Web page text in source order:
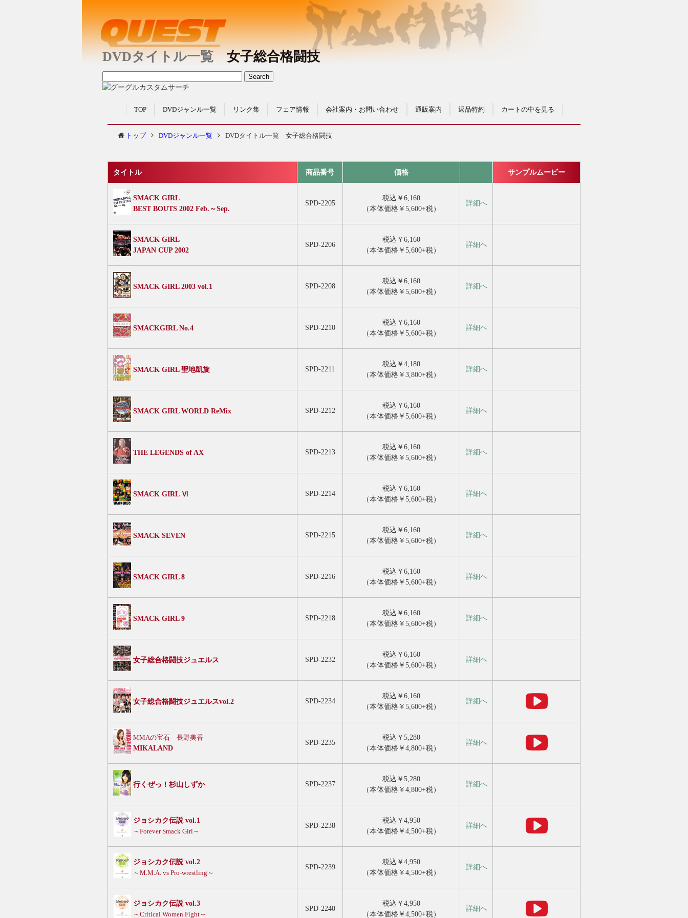
DVDタイトル一覧女子総合格闘技
TOP DVDジャンル一覧 リンク集 フェア情報 会社案内・お問い合わせ 通販案内 返品特約 カートの中を見る
トップ DVDジャンル一覧 DVDタイトル一覧 女子総合格闘技
タイトル 商品番号 価格 サンプルムービー
SMACK GIRL
BEST BOUTS 2002 Feb.～Sep.
SPD-2205
税込￥6,160
（本体価格￥5,600+税）
詳細へ
SMACK GIRL
JAPAN CUP 2002
SPD-2206
税込￥6,160
（本体価格￥5,600+税）
詳細へ
SMACK GIRL 2003 vol.1 SPD-2208
税込￥6,160
（本体価格￥5,600+税）
詳細へ
SMACKGIRL No.4 SPD-2210
税込￥6,160
（本体価格￥5,600+税）
詳細へ
SMACK GIRL 聖地凱旋 SPD-2211
税込￥4,180
（本体価格￥3,800+税）
詳細へ
SMACK GIRL WORLD ReMix SPD-2212
税込￥6,160
（本体価格￥5,600+税）
詳細へ
THE LEGENDS of AX SPD-2213
税込￥6,160
（本体価格￥5,600+税）
詳細へ
SMACK GIRL Ⅵ SPD-2214
税込￥6,160
（本体価格￥5,600+税）
詳細へ
SMACK SEVEN SPD-2215
税込￥6,160
（本体価格￥5,600+税）
詳細へ
SMACK GIRL 8 SPD-2216
税込￥6,160
（本体価格￥5,600+税）
詳細へ
SMACK GIRL 9 SPD-2218
税込￥6,160
（本体価格￥5,600+税）
詳細へ
女子総合格闘技ジュエルス SPD-2232
税込￥6,160
（本体価格￥5,600+税）
詳細へ
女子総合格闘技ジュエルスvol.2 SPD-2234
税込￥6,160
（本体価格￥5,600+税）
詳細へ
MMAの宝石 長野美香
MIKALAND
SPD-2235
税込￥5,280
（本体価格￥4,800+税）
詳細へ
行くぜっ！杉山しずか SPD-2237
税込￥5,280
（本体価格￥4,800+税）
詳細へ
ジョシカク伝説 vol.1
～Forever Smack Girl～
SPD-2238
税込￥4,950
（本体価格￥4,500+税）
詳細へ
ジョシカク伝説 vol.2
～M.M.A. vs Pro-wrestling～
SPD-2239
税込￥4,950
（本体価格￥4,500+税）
詳細へ
ジョシカク伝説 vol.3
～Critical Women Fight～
SPD-2240
税込￥4,950
（本体価格￥4,500+税）
詳細へ